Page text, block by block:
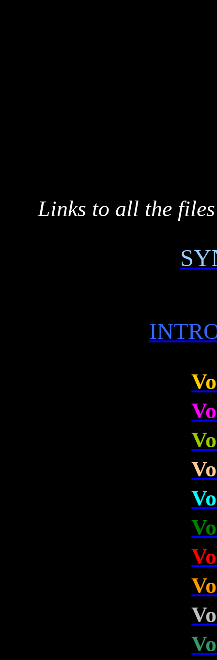
Links to all the